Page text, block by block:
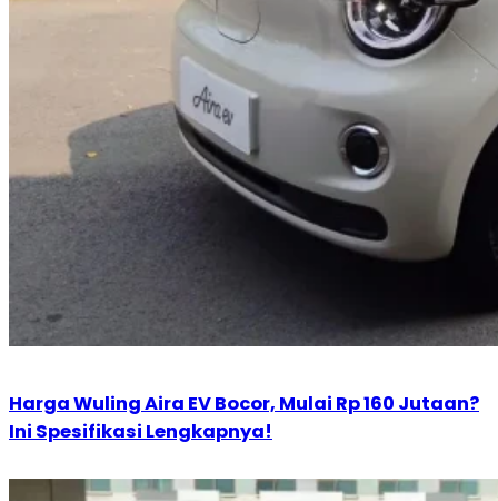
Harga Wuling Aira EV Bocor, Mulai Rp 160 Jutaan?
Ini Spesifikasi Lengkapnya!